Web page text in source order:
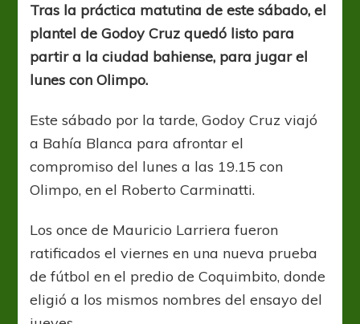
busca
de
los
Tras la práctica matutina de este sábado, el
plantel de Godoy Cruz quedó listo para
partir a la ciudad bahiense, para jugar el
lunes con Olimpo.
Este sábado por la tarde, Godoy Cruz viajó
a Bahía Blanca para afrontar el
compromiso del lunes a las 19.15 con
Olimpo, en el Roberto Carminatti.
Los once de Mauricio Larriera fueron
ratificados el viernes en una nueva prueba
de fútbol en el predio de Coquimbito, donde
eligió a los mismos nombres del ensayo del